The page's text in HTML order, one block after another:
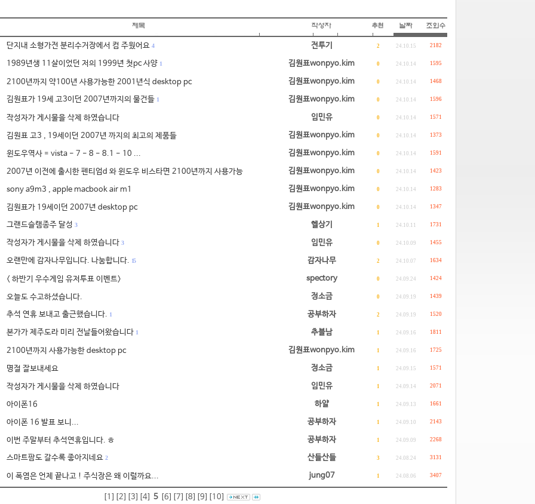
단지내 소형가전 분리수거장에서 컴 주웠어요 4 전투기 2 24.10.15 2182
1989년생 11살이었던 저의 1999년 첫pc 사양 1 김원표wonpyo.kim 0 24.10.14 1595
2100년까지 약100년 사용가능한 2001년식 desktop pc 김원표wonpyo.kim 0 24.10.14 1468
김원표가 19세 고3이던 2007년까지의 물건들 1 김원표wonpyo.kim 0 24.10.14 1596
작성자가 게시물을 삭제 하였습니다 임민유 0 24.10.14 1571
김원표 고3 , 19세이던 2007년 까지의 최고의 제품들 김원표wonpyo.kim 0 24.10.14 1373
윈도우역사 = vista - 7 - 8 - 8.1 - 10 ... 김원표wonpyo.kim 0 24.10.14 1591
2007년 이전에 출시한 펜티엄d 와 윈도우 비스타면 2100년까지 사용가능 김원표wonpyo.kim 0 24.10.14 1423
sony a9m3 , apple macbook air m1 김원표wonpyo.kim 0 24.10.14 1283
김원표가 19세이던 2007년 desktop pc 김원표wonpyo.kim 0 24.10.14 1347
그랜드슬램종주 달성 3 헬상기 1 24.10.11 1731
작성자가 게시물을 삭제 하였습니다 3 임민유 0 24.10.09 1455
오랜만에 감자나무입니다. 나눔합니다. 15 감자나무 2 24.10.07 1634
< 하반기 우수게임 유저투표 이벤트> spectory 0 24.09.24 1424
오늘도 수고하셨습니다. 정소금 0 24.09.19 1439
추석 연휴 보내고 출근했습니다. 1 공부하자 2 24.09.19 1520
본가가 제주도라 미리 전날들어왔습니다 1 추블남 1 24.09.16 1811
2100년까지 사용가능한 desktop pc 김원표wonpyo.kim 1 24.09.16 1725
명절 잘보내세요 정소금 1 24.09.15 1571
작성자가 게시물을 삭제 하였습니다 임민유 1 24.09.14 2071
아이폰16 하얄 1 24.09.13 1661
아이폰 16 발표 보니... 공부하자 1 24.09.10 2143
이번 주말부터 추석연휴입니다. ㅎ 공부하자 1 24.09.09 2268
스마트팜도 갈수록 좋아지네요 2 산들산들 3 24.08.24 3131
이 폭염은 언제 끝나고 ! 주식장은 왜 이럴까요... jung07 1 24.08.06 3407
[1] [2] [3] [4] 5 [6] [7] [8] [9] [10]